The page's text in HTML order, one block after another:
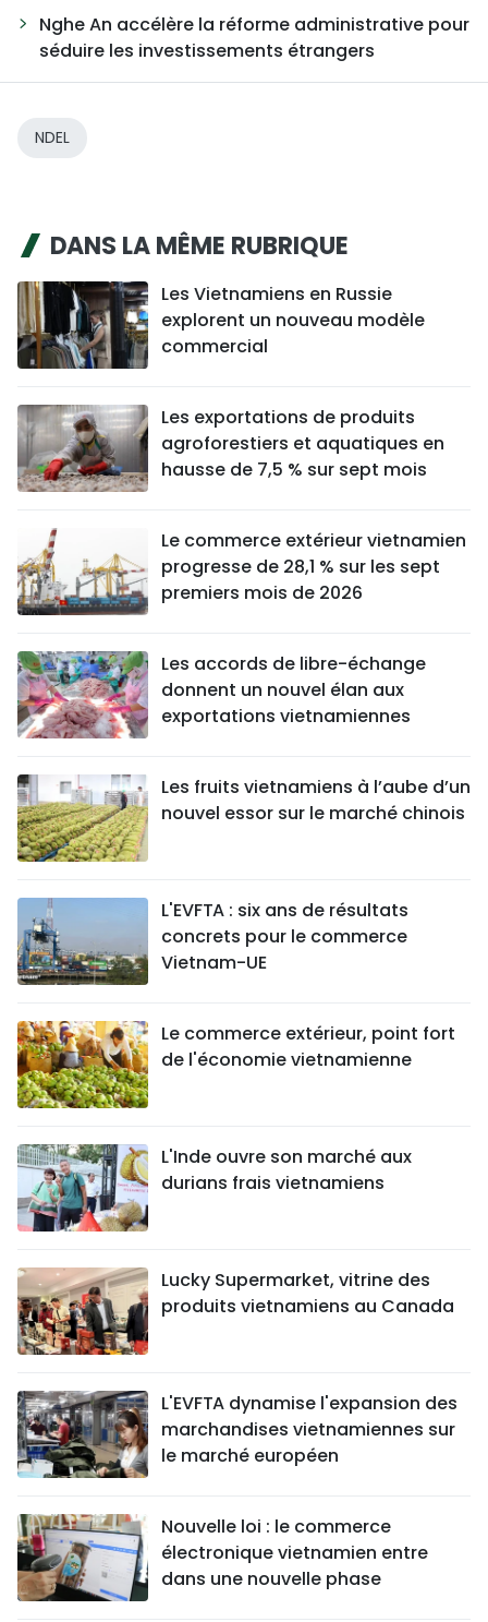
Nghe An accélère la réforme administrative pour
séduire les investissements étrangers
NDEL
DANS LA MÊME RUBRIQUE
Les Vietnamiens en Russie
explorent un nouveau modèle
commercial
Les exportations de produits
agroforestiers et aquatiques en
hausse de 7,5 % sur sept mois
Le commerce extérieur vietnamien
progresse de 28,1 % sur les sept
premiers mois de 2026
Les accords de libre-échange
donnent un nouvel élan aux
exportations vietnamiennes
Les fruits vietnamiens à l’aube d’un
nouvel essor sur le marché chinois
L'EVFTA : six ans de résultats
concrets pour le commerce
Vietnam-UE
Le commerce extérieur, point fort
de l'économie vietnamienne
L'Inde ouvre son marché aux
durians frais vietnamiens
Lucky Supermarket, vitrine des
produits vietnamiens au Canada
L'EVFTA dynamise l'expansion des
marchandises vietnamiennes sur
le marché européen
Nouvelle loi : le commerce
électronique vietnamien entre
dans une nouvelle phase